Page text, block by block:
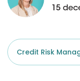
15
Credit Risk